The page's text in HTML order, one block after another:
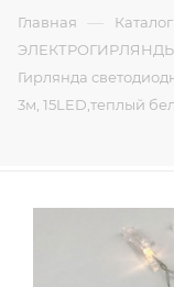
Главная — Каталог
Гирлянда
3м, 15LED,теплый